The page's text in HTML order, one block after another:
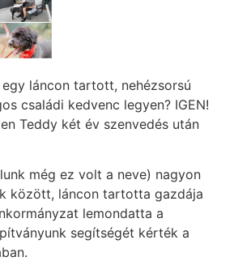
láncon tartott, nehézsorsú
családi kedvenc legyen? IGEN!
Teddy két év szenvedés után
még ez volt a neve) nagyon
között, láncon tartotta gazdája
lemondatta a
segítségét kérték a